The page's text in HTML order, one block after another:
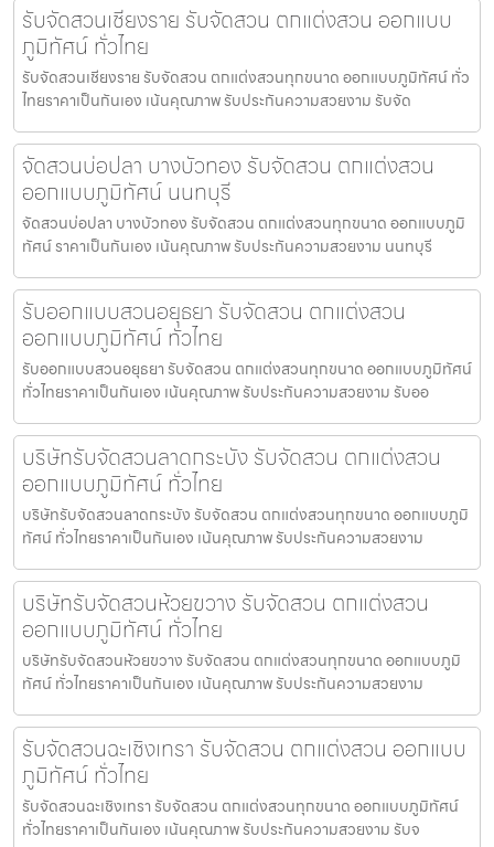
รับจัดสวนเชียงราย รับจัดสวน ตกแต่งสวน ออกแบบ
ภูมิทัศน์ ทั่วไทย
รับจัดสวนเชียงราย รับจัดสวน ตกแต่งสวนทุกขนาด ออกแบบภูมิทัศน์ ทั่ว
ไทยราคาเป็นกันเอง เน้นคุณภาพ รับประกันความสวยงาม รับจัด
จัดสวนบ่อปลา บางบัวทอง รับจัดสวน ตกแต่งสวน
ออกแบบภูมิทัศน์ นนทบุรี
จัดสวนบ่อปลา บางบัวทอง รับจัดสวน ตกแต่งสวนทุกขนาด ออกแบบภูมิ
ทัศน์ ราคาเป็นกันเอง เน้นคุณภาพ รับประกันความสวยงาม นนทบุรี
รับออกแบบสวนอยุธยา รับจัดสวน ตกแต่งสวน
ออกแบบภูมิทัศน์ ทั่วไทย
รับออกแบบสวนอยุธยา รับจัดสวน ตกแต่งสวนทุกขนาด ออกแบบภูมิทัศน์
ทั่วไทยราคาเป็นกันเอง เน้นคุณภาพ รับประกันความสวยงาม รับออ
บริษัทรับจัดสวนลาดกระบัง รับจัดสวน ตกแต่งสวน
ออกแบบภูมิทัศน์ ทั่วไทย
บริษัทรับจัดสวนลาดกระบัง รับจัดสวน ตกแต่งสวนทุกขนาด ออกแบบภูมิ
ทัศน์ ทั่วไทยราคาเป็นกันเอง เน้นคุณภาพ รับประกันความสวยงาม
บริษัทรับจัดสวนห้วยขวาง รับจัดสวน ตกแต่งสวน
ออกแบบภูมิทัศน์ ทั่วไทย
บริษัทรับจัดสวนห้วยขวาง รับจัดสวน ตกแต่งสวนทุกขนาด ออกแบบภูมิ
ทัศน์ ทั่วไทยราคาเป็นกันเอง เน้นคุณภาพ รับประกันความสวยงาม
รับจัดสวนฉะเชิงเทรา รับจัดสวน ตกแต่งสวน ออกแบบ
ภูมิทัศน์ ทั่วไทย
รับจัดสวนฉะเชิงเทรา รับจัดสวน ตกแต่งสวนทุกขนาด ออกแบบภูมิทัศน์
ทั่วไทยราคาเป็นกันเอง เน้นคุณภาพ รับประกันความสวยงาม รับจ